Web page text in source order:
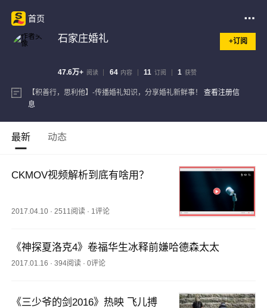
首页
石家庄婚礼 +订阅
47.6万+ 阅读 64 内容 11 订阅 1 获赞
【积善行，思利他】-传播婚礼知识，分享婚礼新鲜事！
查看注册信
息
最新 动态
CKMOV视频解析到底有啥用？
2017.04.10 ·2511阅读 · 1评论
《神探夏洛克4》卷福华生冰释前嫌哈德森太太
2017.01.16 ·394阅读 ·0评论
《三少爷的剑2016》热映 飞儿搏